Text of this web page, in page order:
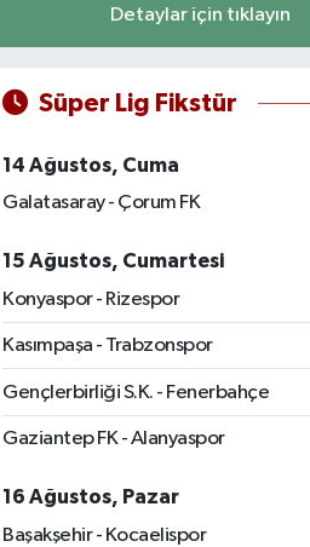
Detaylar için tıklayın
Süper Lig Fikstür
14 Ağustos, Cuma
Galatasaray - Çorum FK
15 Ağustos, Cumartesi
Konyaspor - Rizespor
Kasımpaşa - Trabzonspor
Gençlerbirliği S.K. - Fenerbahçe
Gaziantep FK - Alanyaspor
16 Ağustos, Pazar
Başakşehir - Kocaelispor